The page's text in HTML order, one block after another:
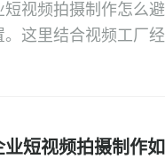
短视频拍摄制作怎么
这里结合视频工厂经
短视频拍摄制作如